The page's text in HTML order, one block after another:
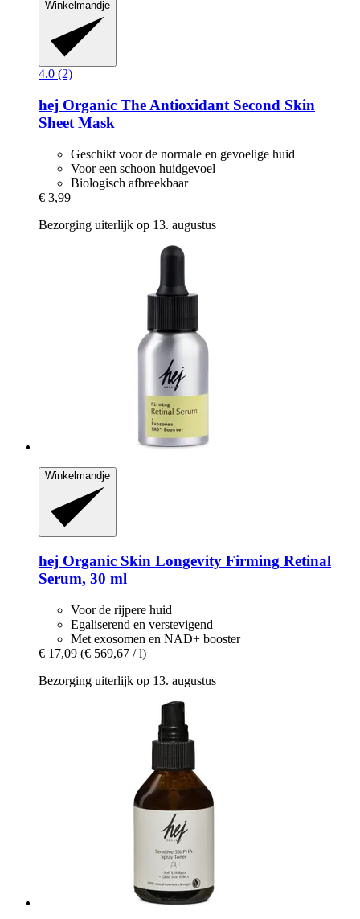
Winkelmandje
4.0 (2)
hej Organic The Antioxidant Second Skin
Sheet Mask
Geschikt voor de normale en gevoelige huid
Voor een schoon huidgevoel
Biologisch afbreekbaar
€ 3,99
Bezorging uiterlijk op 13. augustus
Winkelmandje
hej Organic Skin Longevity Firming Retinal
Serum, 30 ml
Voor de rijpere huid
Egaliserend en verstevigend
Met exosomen en NAD+ booster
€ 17,09 (€ 569,67 / l)
Bezorging uiterlijk op 13. augustus